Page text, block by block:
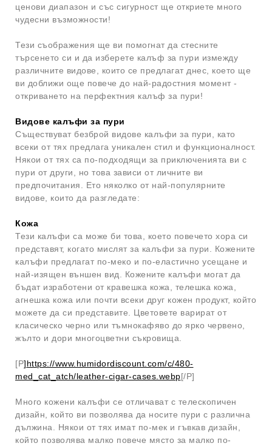
ценови диапазон и със сигурност ще откриете много
чудесни възможности!
Тези съображения ще ви помогнат да стесните
търсенето си и да изберете калъф за пури измежду
различните видове, които се предлагат днес, което ще
ви доближи още повече до най-радостния момент -
откриването на перфектния калъф за пури!
Видове калъфи за пури
Съществуват безброй видове калъфи за пури, като
всеки от тях предлага уникален стил и функционалност.
Някои от тях са по-подходящи за приключенията ви с
пури от други, но това зависи от личните ви
предпочитания. Ето няколко от най-популярните
видове, които да разгледате:
Кожа
Тези калъфи са може би това, което повечето хора си
представят, когато мислят за калъфи за пури. Кожените
калъфи предлагат по-меко и по-еластично усещане и
най-изящен външен вид. Кожените калъфи могат да
бъдат изработени от кравешка кожа, телешка кожа,
агнешка кожа или почти всеки друг кожен продукт, който
можете да си представите. Цветовете варират от
класическо черно или тъмнокафяво до ярко червено,
жълто и дори многоцветни съкровища.
[P]https://www.humidordiscount.com/c/480-
med_cat_atch/leather-cigar-cases.webp[/P]
Много кожени калъфи се отличават с телескопичен
дизайн, който ви позволява да носите пури с различна
дължина. Някои от тях имат по-мек и гъвкав дизайн,
който позволява малко повече място за малко по-